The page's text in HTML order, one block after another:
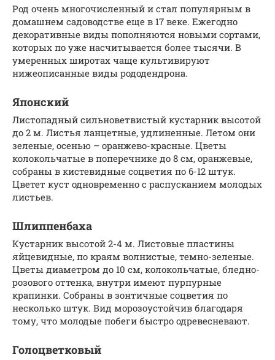
Род очень многочисленный и стал популярным в
домашнем садоводстве еще в 17 веке. Ежегодно
декоративные виды пополняются новыми сортами,
которых по уже насчитывается более тысячи. В
умеренных широтах чаще культивируют
нижеописанные виды рододендрона.
Японский
Листопадный сильноветвистый кустарник высотой
до 2 м. Листья ланцетные, удлиненные. Летом они
зеленые, осенью – оранжево-красные. Цветы
колокольчатые в поперечнике до 8 см, оранжевые,
собраны в кистевидные соцветия по 6-12 штук.
Цветет куст одновременно с распусканием молодых
листьев.
Шлиппенбаха
Кустарник высотой 2-4 м. Листовые пластины
яйцевидные, по краям волнистые, темно-зеленые.
Цветы диаметром до 10 см, колокольчатые, бледно-
розового оттенка, внутри имеют пурпурные
крапинки. Собраны в зонтичные соцветия по
несколько штук. Вид морозоустойчив благодаря
тому, что молодые побеги быстро одревесневают.
Голоцветковый